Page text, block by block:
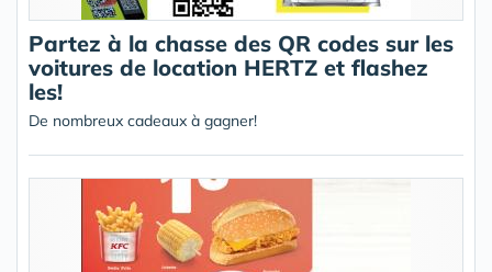
Partez à la chasse des QR codes sur les
voitures de location HERTZ et flashez
les!
De nombreux cadeaux à gagner!